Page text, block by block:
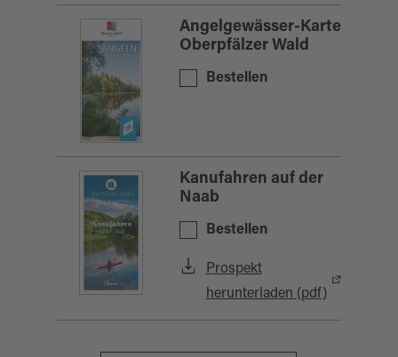
Angelgewässer-Karte
Oberpfälzer Wald
Bestellen
Kanufahren auf der
Naab
Bestellen
Prospekt
herunterladen (pdf)